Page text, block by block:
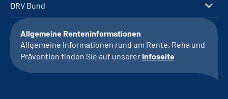
DRV Bund
Allgemeine Renteninformationen
Allgemeine Informationen rund um Rente, Reha und
Prävention finden Sie auf unserer Infoseite